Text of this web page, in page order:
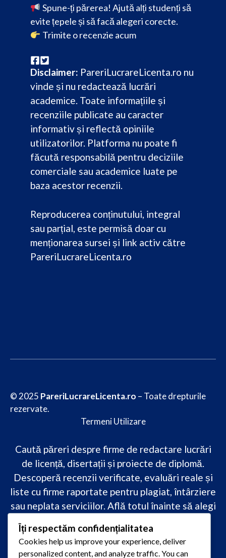
Spune-ți părerea! Ajută alți studenți să
evite țepele și să facă alegeri corecte.
Trimite o recenzie acum
Disclaimer: PareriLucrareLicenta.ro nu
vinde și nu redactează lucrări
academice. Toate informațiile și
recenziile publicate au caracter
informativ și reflectă opiniile
utilizatorilor. Platforma nu poate fi
făcută responsabilă pentru deciziile
comerciale sau academice luate pe
baza acestor recenzii.
Reproducerea conținutului, integral
sau parțial, este permisă doar cu
menționarea sursei și link activ către
PareriLucrareLicenta.ro
© 2025 PareriLucrareLicenta.ro – Toate drepturile
rezervate.
Termeni Utilizare
Caută păreri despre firme de redactare lucrări
de licență, disertații și proiecte de diplomă.
Descoperă recenzii verificate, evaluări reale și
liste cu firme raportate pentru plagiat, întârziere
sau neplata serviciilor. Află totul înainte să alegi
academicădoar pe PareriLucrareLicenta.ro.
Îți respectăm confidențialitatea
Cookies help us improve your experience, deliver
personalized content, and analyze traffic. You can